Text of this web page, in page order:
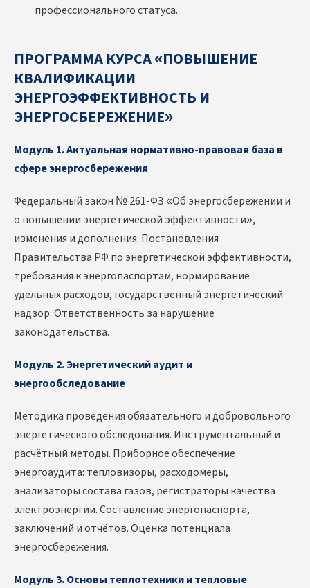
профессионального статуса.
ПРОГРАММА КУРСА «ПОВЫШЕНИЕ
КВАЛИФИКАЦИИ
ЭНЕРГОЭФФЕКТИВНОСТЬ И
ЭНЕРГОСБЕРЕЖЕНИЕ»
Модуль 1. Актуальная нормативно-правовая база в
сфере энергосбережения
Федеральный закон № 261-ФЗ «Об энергосбережении и
о повышении энергетической эффективности»,
изменения и дополнения. Постановления
Правительства РФ по энергетической эффективности,
требования к энергопаспортам, нормирование
удельных расходов, государственный энергетический
надзор. Ответственность за нарушение
законодательства.
Модуль 2. Энергетический аудит и
энергообследование
Методика проведения обязательного и добровольного
энергетического обследования. Инструментальный и
расчётный методы. Приборное обеспечение
энергоаудита: тепловизоры, расходомеры,
анализаторы состава газов, регистраторы качества
электроэнергии. Составление энергопаспорта,
заключений и отчётов. Оценка потенциала
энергосбережения.
Модуль 3. Основы теплотехники и тепловые